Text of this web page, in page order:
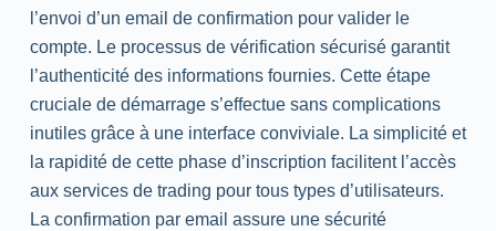
l’envoi d’un email de confirmation pour valider le
compte. Le processus de vérification sécurisé garantit
l’authenticité des informations fournies. Cette étape
cruciale de démarrage s’effectue sans complications
inutiles grâce à une interface conviviale. La simplicité et
la rapidité de cette phase d’inscription facilitent l’accès
aux services de trading pour tous types d’utilisateurs.
La confirmation par email assure une sécurité